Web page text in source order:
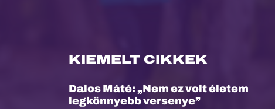
KIEMELT CIKKEK
Dalos Máté: „Nem ez volt életem
legkönnyebb versenye”